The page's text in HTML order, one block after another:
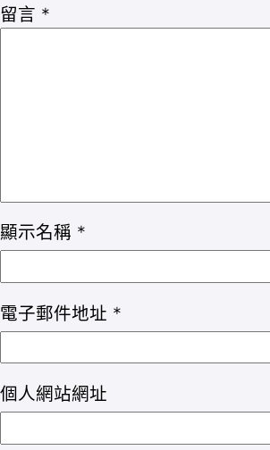
留言 *
顯示名稱 *
電子郵件地址 *
個人網站網址